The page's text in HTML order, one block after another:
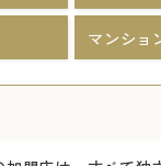
マンショ